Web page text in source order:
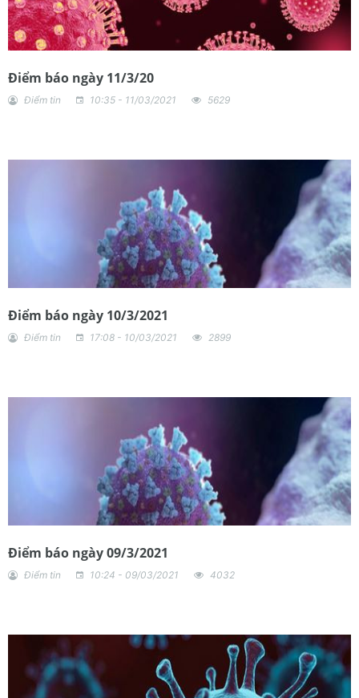
Điểm báo ngày 11/3/20
Điểm tin 10:35 - 11/03/2021 5629
Điểm báo ngày 10/3/2021
Điểm tin 17:08 - 10/03/2021 2899
Điểm báo ngày 09/3/2021
Điểm tin 10:24 - 09/03/2021 4032